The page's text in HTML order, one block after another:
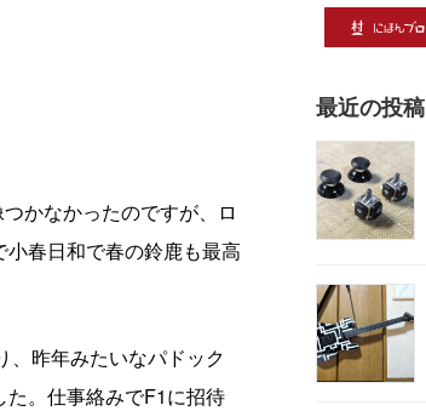
かなかったのですが、ロ
春日和で春の鈴鹿も最高
、昨年みたいなパドック
。仕事絡みでF1に招待
最近の投稿